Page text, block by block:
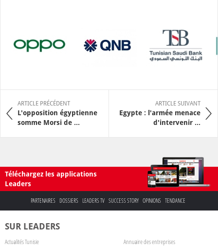
ARTICLE PRÉCÉDENT
L'opposition égyptienne
somme Morsi de ...
ARTICLE SUIVANT
Egypte : l'armée menace
d'intervenir ...
Téléchargez les applications
Leaders
PARTENAIRES DOSSIERS LEADERS TV SUCCESS STORY OPINIONS TENDANCE
SUR LEADERS
Actualités Tunisie Annuaire des entreprises